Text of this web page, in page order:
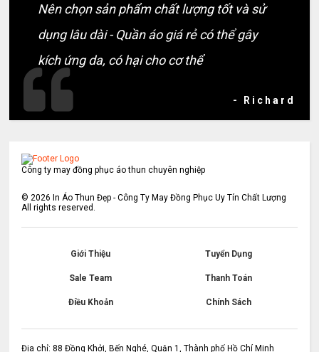
Nên chọn sản phẩm chất lượng tốt và sử
dụng lâu dài - Quần áo giá rẻ có thể gây
kích ứng da, có hại cho cơ thể
- Richard
Công ty may đồng phục áo thun chuyên nghiệp
© 2026 In Áo Thun Đẹp - Công Ty May Đồng Phục Uy Tín Chất Lượng
All rights reserved.
Giới Thiệu Tuyển Dụng
Sale Team Thanh Toán
Điều Khoản Chính Sách
Địa chỉ: 88 Đồng Khởi, Bến Nghé, Quận 1, Thành phố Hồ Chí Minh